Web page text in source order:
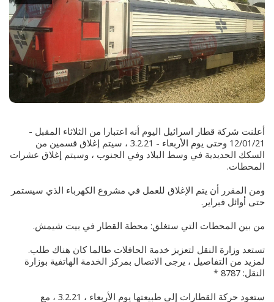
أعلنت شركة قطار اسرائيل اليوم أنه اعتبارا من الثلاثاء المقبل -
12/01/21 وحتى يوم الأربعاء - 3.2.21 ، سيتم إغلاق قسمين من
السكك الحديدية في وسط البلاد وفي الجنوب ، وسيتم إغلاق عشرات
المحطات.
ومن المقرر أن يتم الإغلاق للعمل في مشروع الكهرباء الذي سيستمر
حتى أوائل فبراير.
من بين المحطات التي ستغلق: محطة القطار في بيت شيمش.
تستعد وزارة النقل لتعزيز خدمة الحافلات طالما كان هناك طلب.
لمزيد من التفاصيل ، يرجى الاتصال بمركز الخدمة الهاتفية بوزارة
النقل: 8787 *
ستعود حركة القطارات إلى طبيعتها يوم الأربعاء ، 3.2.21 ، مع